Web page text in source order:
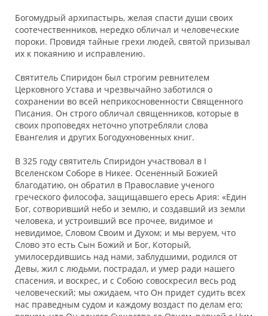
Богомудрый архипастырь, желая спасти души своих
соотечественников, нередко обличал и человеческие
пороки. Провидя тайные грехи людей, святой призывал
их к покаянию и исправлению.
Святитель Спиридон был строгим ревнителем
Церковного Устава и чрезвычайно заботился о
сохранении во всей неприкосновенности Священного
Писания. Он строго обличал священников, которые в
своих проповедях неточно употребляли слова
Евангелия и других Богодухновенных книг.
В 325 году святитель Спиридон участвовал в I
Вселенском Соборе в Никее. Осененный Божией
благодатию, он обратил в Православие ученого
греческого философа, защищавшего ересь Ария: «Един
Бог, сотворивший небо и землю, и создавший из земли
человека, и устроивший все прочее, видимое и
невидимое, Словом Своим и Духом; и мы веруем, что
Слово это есть Сын Божий и Бог, Который,
умилосердившись над нами, заблудшими, родился от
Девы, жил с людьми, пострадал, и умер ради нашего
спасения, и воскрес, и с Собою совоскресил весь род
человеческий; мы ожидаем, что Он придет судить всех
нас праведным судом и каждому воздаст по делам его;